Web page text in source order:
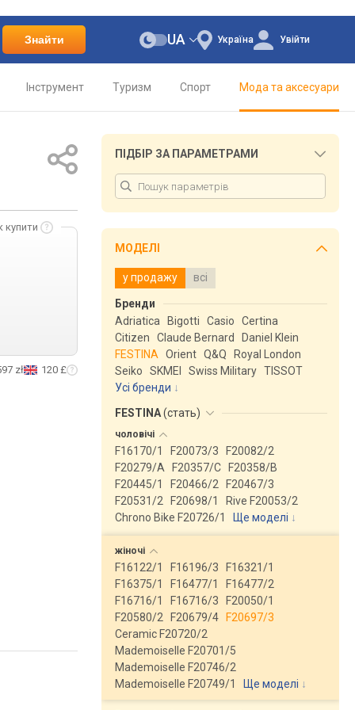
Знайти Україна
UA Увійти
Інструмент Туризм Спорт Мода та аксесуари
купити
zł 120 £
ПІДБІР ЗА ПАРАМЕТРАМИ
МОДЕЛІ
у продажу всі
Бренди
Adriatica
Bigotti Casio
Certina
Citizen
Claude Bernard
Daniel Klein
FESTINA
Orient Q&Q
Royal London
Seiko
SKMEI Swiss Military TISSOT
Усі бренди
FESTINA(стать)
чоловічі
F16170/1 F20073/3
F20082/2
F20279/A
F20357/C
F20358/B
F20445/1
F20466/2
F20467/3
F20531/2
F20698/1
Rive F20053/2
Chrono Bike F20726/1
Ще моделі ↓
жіночі
F16122/1 F16196/3
F16321/1
F16375/1
F16477/1
F16477/2
F16716/1
F16716/3
F20050/1
F20580/2
F20679/4
F20697/3
Ceramic F20720/2
Mademoiselle F20701/5
Mademoiselle F20746/2
Mademoiselle F20749/1
Ще моделі ↓